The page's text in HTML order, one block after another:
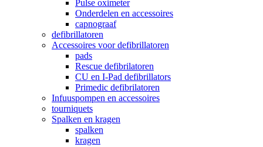
Pulse oximeter
Onderdelen en accessoires
capnograaf
defibrillatoren
Accessoires voor defibrillatoren
pads
Rescue defibrilatoren
CU en I-Pad defibrillators
Primedic defibrilatoren
Infuuspompen en accessoires
tourniquets
Spalken en kragen
spalken
kragen